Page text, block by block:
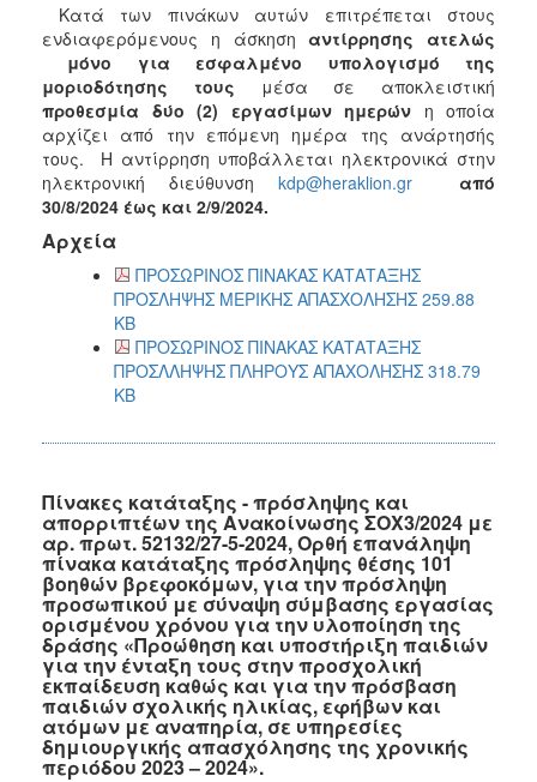
Κατά των πινάκων αυτών επιτρέπεται στους
ενδιαφερόμενους η άσκησηαντίρρησης ατελώς
μόνο για εσφαλμένο υπολογισμό της
μοριοδότησης τους μέσα σε αποκλειστική
προθεσμία δύο (2) εργασίμων ημερών η οποία
αρχίζει από την επόμενη ημέρα της ανάρτησής
τους. Η αντίρρηση υποβάλλεται ηλεκτρονικά στην
ηλεκτρονική διεύθυνση kdp@heraklion.gr
από
30/8/2024 έως και 2/9/2024.
Αρχεία
ΠΡΟΣΩΡΙΝΟΣ ΠΙΝΑΚΑΣ ΚΑΤΑΤΑΞΗΣ
ΠΡΟΣΛΗΨΗΣ ΜΕΡΙΚΗΣ ΑΠΑΣΧΟΛΗΣΗΣ 259.88
KB
ΠΡΟΣΩΡΙΝΟΣ ΠΙΝΑΚΑΣ ΚΑΤΑΤΑΞΗΣ
ΠΡΟΣΛΛΗΨΗΣ ΠΛΗΡΟΥΣ ΑΠΑΧΟΛΗΣΗΣ 318.79
KB
Πίνακες κατάταξης - πρόσληψης και
απορριπτέων της Ανακοίνωσης ΣΟΧ3/2024 με
αρ. πρωτ. 52132/27-5-2024, Ορθή επανάληψη
πίνακα κατάταξης πρόσληψης θέσης 101
βοηθών βρεφοκόμων, για την πρόσληψη
προσωπικού με σύναψη σύμβασης εργασίας
ορισμένου χρόνου για την υλοποίηση της
δράσης «Προώθηση και υποστήριξη παιδιών
για την ένταξη τους στην προσχολική
εκπαίδευση καθώς και για την πρόσβαση
παιδιών σχολικής ηλικίας, εφήβων και
ατόμων με αναπηρία, σε υπηρεσίες
δημιουργικής απασχόλησης της χρονικής
περιόδου 2023 – 2024».